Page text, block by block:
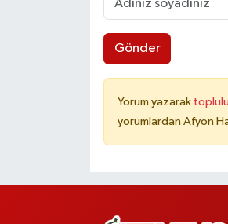
Gönder
Yorum yazarak
yorumlardan Afyon